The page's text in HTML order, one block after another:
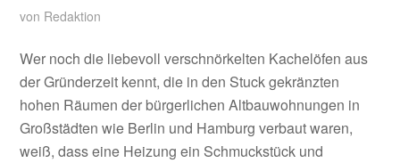
von Redaktion
Wer noch die liebevoll verschnörkelten Kachelöfen aus
der Gründerzeit kennt, die in den Stuck gekränzten
hohen Räumen der bürgerlichen Altbauwohnungen in
Großstädten wie Berlin und Hamburg verbaut waren,
weiß, dass eine Heizung ein Schmuckstück und